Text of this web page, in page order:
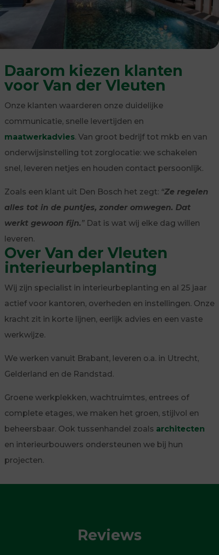
Daarom kiezen klanten
voor Van der Vleuten
Onze klanten waarderen onze duidelijke
communicatie, snelle levertijden en
maatwerkadvies. Van groot bedrijf tot mkb en van
onderwijsinstelling tot zorglocatie: we schakelen
snel, leveren netjes en houden contact persoonlijk.
Zoals een klant uit Den Bosch het zegt: “Ze regelen
alles tot in de puntjes, zonder omwegen. Dat
werkt gewoon fijn.” Dat is wat wij elke dag willen
leveren.
Over Van der Vleuten
interieurbeplanting
Wij zijn specialist in interieurbeplanting en al 25 jaar
actief voor kantoren, overheden en instellingen. Onze
kracht zit in korte lijnen, eerlijk advies en een vaste
werkwijze.
We werken vanuit Brabant, leveren o.a. in Utrecht,
Gelderland en de Randstad.
Groene werkplekken, wachtruimtes, entrees of
complete etages, we maken het groen, stijlvol en
beheersbaar. Ook tussenhandel zoals architecten
en interieurbouwers ondersteunen we bij hun
projecten.
Reviews